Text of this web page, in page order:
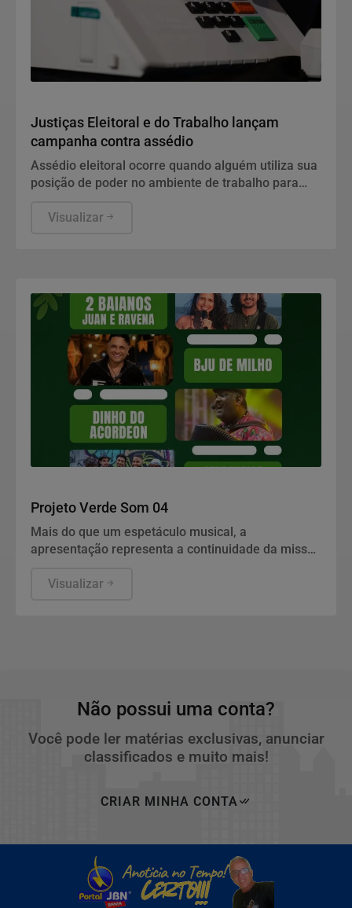
Justiças Eleitoral e do Trabalho lançam
campanha contra assédio
Assédio eleitoral ocorre quando alguém utiliza sua
posição de poder no ambiente de trabalho para
trabalhadores a votar, deixar de votar ou apoiar
Visualizar
Projeto Verde Som 04
Mais do que um espetáculo musical, a
apresentação representa a continuidade da missão
cultura popular baiana
Visualizar
Não possui uma conta?
Você pode ler matérias exclusivas, anunciar
classificados e muito mais!
CRIAR MINHA CONTA